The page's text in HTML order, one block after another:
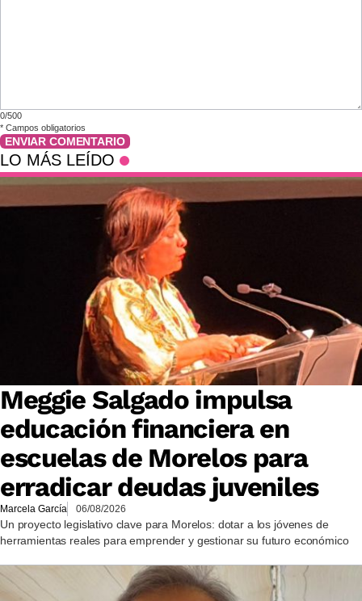
0/500
* Campos obligatorios
ENVIAR COMENTARIO
LO MÁS LEÍDO
Meggie Salgado impulsa
educación financiera en
escuelas de Morelos para
erradicar deudas juveniles
Marcela García 06/08/2026
Un proyecto legislativo clave para Morelos: dotar a los jóvenes de
herramientas reales para emprender y gestionar su futuro económico